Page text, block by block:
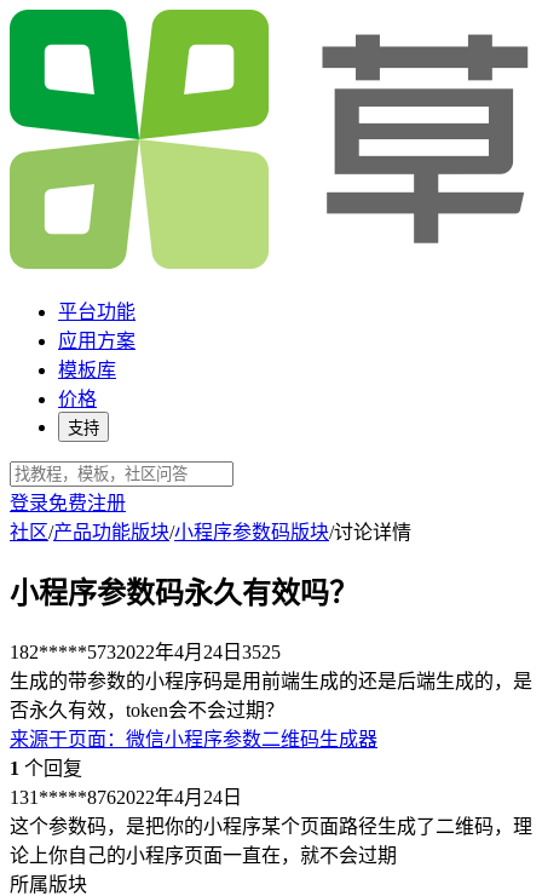
平台功能
应用方案
模板库
价格
支持
登录免费注册
社区/产品功能版块/小程序参数码版块/讨论详情
小程序参数码永久有效吗？
182*****5732022年4月24日 3525
生成的带参数的小程序码是用前端生成的还是后端生成的，是
否永久有效，token会不会过期？
来源于页面 ： 微信小程序参数二维码生成器
1 个回复
131*****8762022年4月24日
这个参数码，是把你的小程序某个页面路径生成了二维码，理
论上你自己的小程序页面一直在，就不会过期
所属版块